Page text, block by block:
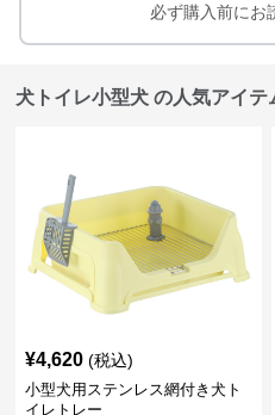
必ず購入前にお
犬トイレ小型犬 の人気アイテ
¥4,620 (税込)
小型犬用ステンレス網付き犬ト
イレトレー